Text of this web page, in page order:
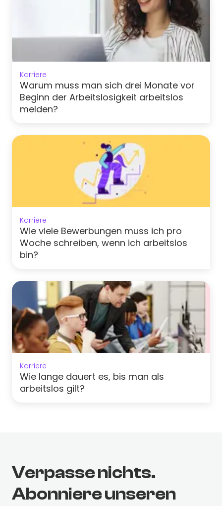
Karriere
Warum muss man sich drei Monate vor
Beginn der Arbeitslosigkeit arbeitslos
melden?
Karriere
Wie viele Bewerbungen muss ich pro
Woche schreiben, wenn ich arbeitslos
bin?
Karriere
Wie lange dauert es, bis man als
arbeitslos gilt?
Verpasse nichts.
Abonniere unseren